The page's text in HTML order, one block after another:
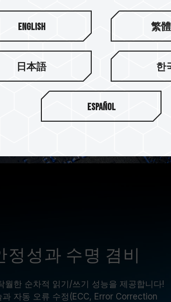
성과 수명 겸비
한 순차적 읽기/쓰기 성능을 제공합니다!
자동 오류 수정(ECC, Error Correction
English 繁
日本語 한
Español